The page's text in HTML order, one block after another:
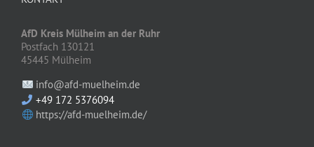
AfD Kreis Mülheim an der Ruhr
Postfach 130121
45445 Mülheim
info@afd-muelheim.de
+49 172 5376094
https://afd-muelheim.de/